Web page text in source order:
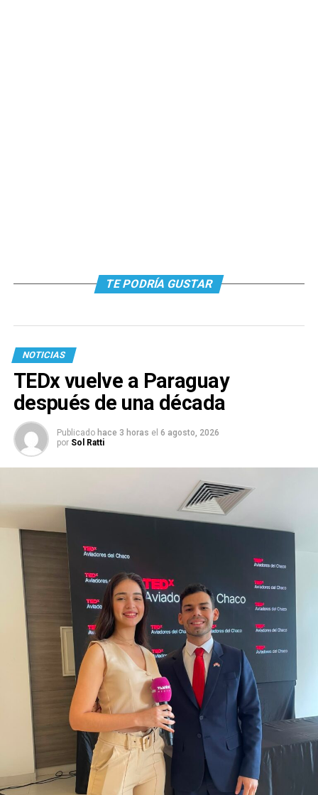
TE PODRÍA GUSTAR
NOTICIAS
TEDx vuelve a Paraguay
después de una década
Publicado hace 3 horas el 6 agosto, 2026
por Sol Ratti